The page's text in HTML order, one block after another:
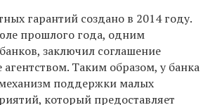
гарантий создано в 2014 году.
прошлого года, одним
заключил соглашение
агентством. Таким образом, у банка
поддержки малых
который предоставляет